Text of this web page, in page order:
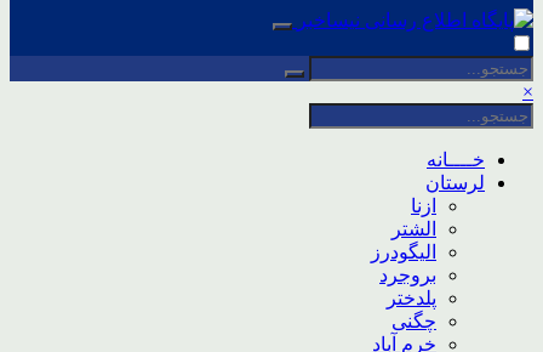
×
خــــانه
لرستان
ازنا
الشتر
الیگودرز
بروجرد
پلدختر
چگنی
خرم آباد